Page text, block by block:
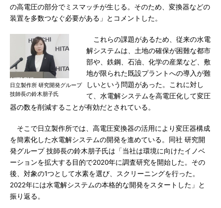
の高電圧の部分でミスマッチが生じる。そのため、変換器などの
装置を多数つなぐ必要がある」とコメントした。
日立製作所 研究開発グループ
技師長の鈴木朋子氏
これらの課題があるため、従来の水電
解システムは、土地の確保が困難な都市
部や、鉄鋼、石油、化学の産業など、敷
地が限られた既設プラントへの導入が難
しいという問題があった。これに対し
て、水電解システムを高電圧化して変圧
器の数を削減することが有効だとされている。
そこで日立製作所では、高電圧変換器の活用により変圧器構成
を簡素化した水電解システムの開発を進めている。同社 研究開
発グループ 技師長の鈴木朋子氏は「当社は環境に向けたイノベ
ーションを拡大する目的で2020年に調査研究を開始した。その
後、対象の1つとして水素を選び、スクリーニングを行った。
2022年には水電解システムの本格的な開発をスタートした」と
振り返る。